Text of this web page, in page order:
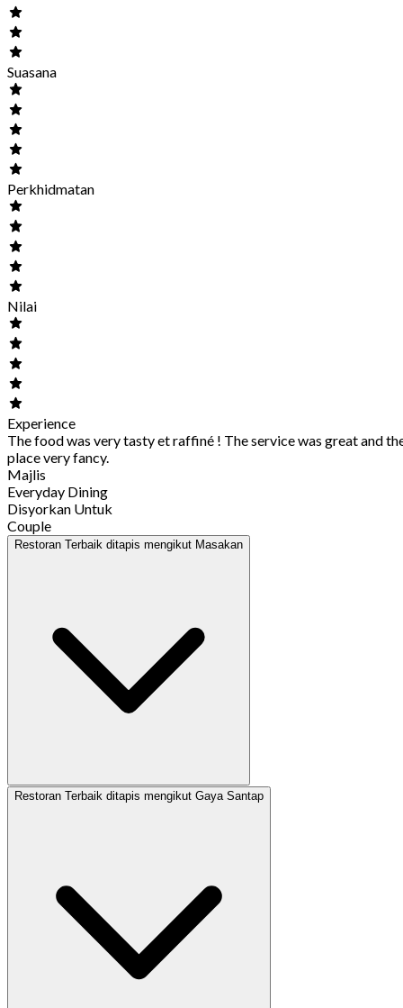
Suasana
Perkhidmatan
Nilai
Experience
The food was very tasty et raffiné ! The service was great and
place very fancy.
Majlis
Everyday Dining
Disyorkan Untuk
Couple
Restoran Terbaik ditapis mengikut Masakan
Restoran Terbaik ditapis mengikut Gaya Santap